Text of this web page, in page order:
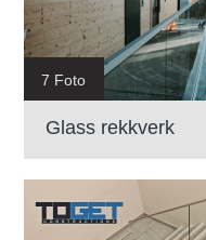
7 Foto
Glass rekkverk